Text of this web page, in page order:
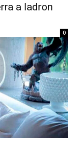
a ladron
0